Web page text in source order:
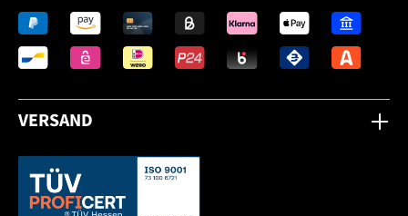
VERSAND
Dieser Link öffnet sich in einem neuen Tab.